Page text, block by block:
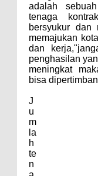
adalah
tenaga
bersyukur dan
memajukan
dan
penghasilan
meningkat
bisa
J
u
m
la
h
te
n